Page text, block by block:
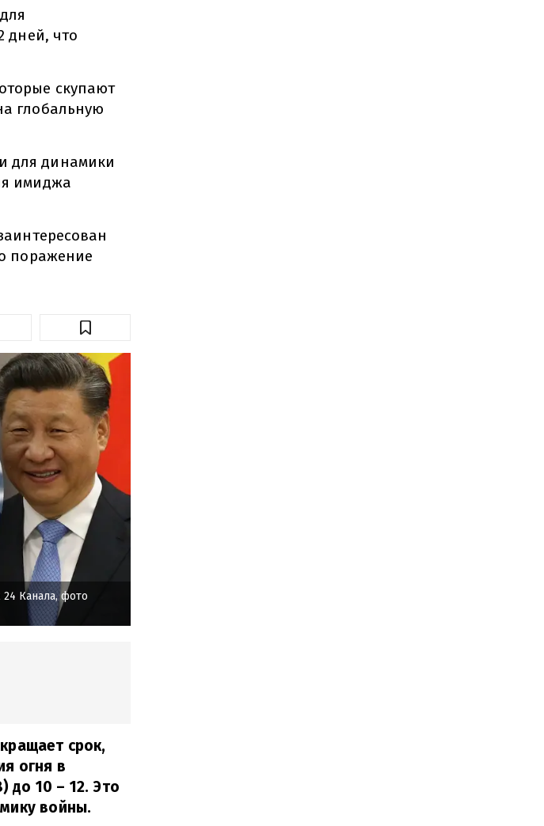
дней, что
скупают
глобальную
для динамики
имиджа
поражение
Канала, фото
срок,
огня в
до 10 – 12. Это
войны.